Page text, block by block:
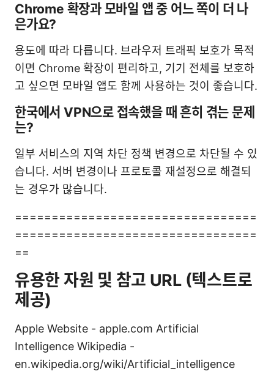
Chrome 확장과 모바일 앱 중 어느 쪽이 더 나
은가요?
용도에 따라 다릅니다. 브라우저 트래픽 보호가 목적
이면 Chrome 확장이 편리하고, 기기 전체를 보호하
고 싶으면 모바일 앱도 함께 사용하는 것이 좋습니다.
한국에서 VPN으로 접속했을 때 흔히 겪는 문제
는?
일부 서비스의 지역 차단 정책 변경으로 차단될 수 있
습니다. 서버 변경이나 프로토콜 재설정으로 해결되
는 경우가 많습니다.
=================================
=================================
==
유용한 자원 및 참고 URL (텍스트로
제공)
Apple Website - apple.com Artificial
Intelligence Wikipedia -
en.wikipedia.org/wiki/Artificial_intelligence